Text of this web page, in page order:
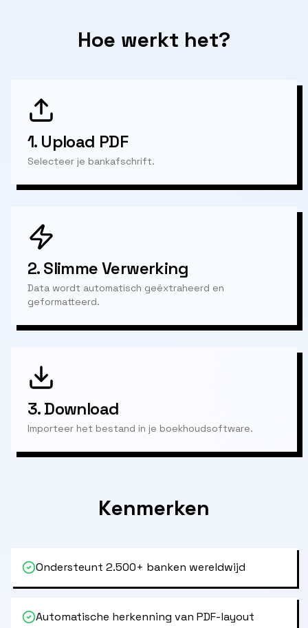
Hoe werkt het?
1. Upload PDF
Selecteer je bankafschrift.
2.Slimme Verwerking
Data wordt automatisch geëxtraheerd en
geformatteerd.
3.Download
Importeer het bestand in je boekhoudsoftware.
Kenmerken
Ondersteunt 2.500+ banken wereldwijd
Automatische herkenning van PDF-layout